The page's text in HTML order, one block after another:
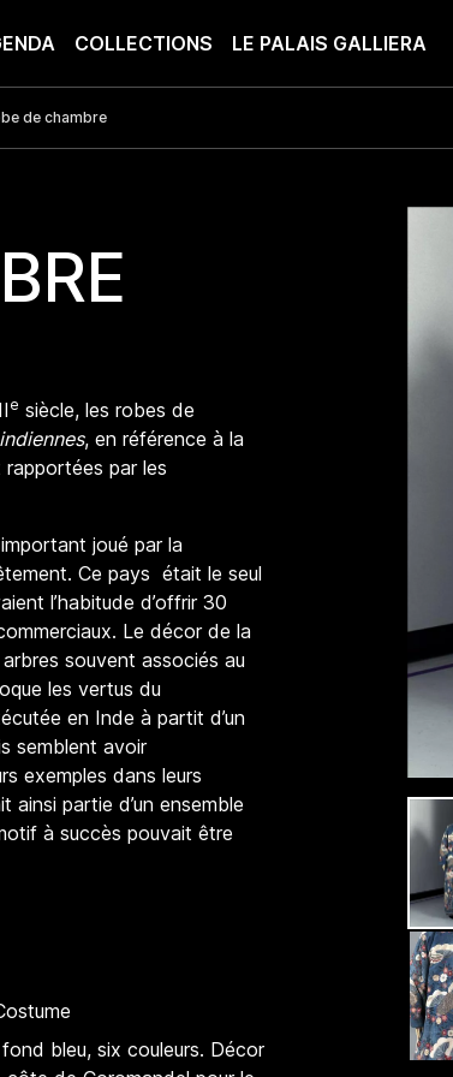
COLLECTIONS LE PALAIS GALLIERA
de chambre
e siècle, les robes de
indiennes, en référence à la
par les
joué par la
Ce pays était le seul
l’habitude d’offrir 30
Le décor de la
souvent associés au
les vertus du
en Inde à partit d’un
semblent avoir
exemples dans leurs
partie d’un ensemble
à succès pouvait être
bleu, six couleurs. Décor